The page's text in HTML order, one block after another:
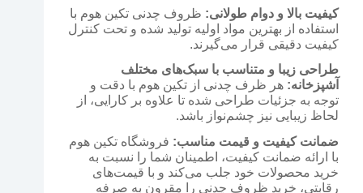
کیفیت بالا و دوام طولانی: ظروف چدنی تکین هوم با
استفاده از بهترین مواد اولیه تولید شده و تحت کنترل
کیفیت دقیقی قرار می‌گیرند.
طراحی زیبا و متناسب با سبک‌های مختلف
آشپزخانه: هر ظرف چدنی از تکین هوم با دقت و
توجه به جزئیات طراحی شده تا علاوه بر کارایی، از
لحاظ زیبایی نیز چشم‌نواز باشد.
ضمانت کیفیت و قیمت مناسب: فروشگاه تکین هوم
با ارائه ضمانت کیفیت، اطمینان شما را نسبت به
خرید محصولات خود جلب می‌کند و با قیمت‌های
رقابتی، خرید ظروف چدنی را مقرون به صرفه